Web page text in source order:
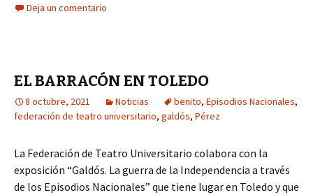
Deja un comentario
EL BARRACÓN EN TOLEDO
8 octubre, 2021 Noticias benito, Episodios Nacionales,
federación de teatro universitario, galdós, Pérez
La Federación de Teatro Universitario colabora con la
exposición “Galdós. La guerra de la Independencia a través
de los Episodios Nacionales” que tiene lugar en Toledo y que